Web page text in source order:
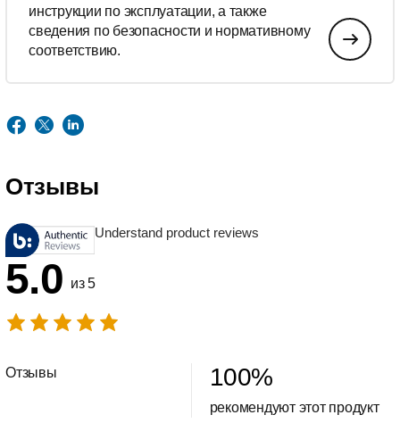
инструкции по эксплуатации, а также
сведения по безопасности и нормативному
соответствию.
Отзывы
Understand product reviews
5.0 из 5
Отзывы 100%
рекомендуют этот продукт